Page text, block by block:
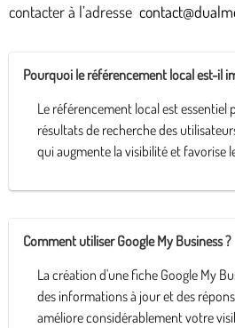
contacter à l’adresse
Pourquoi le référencement local est-il
Le référencement local est essentiel
résultats de recherche des
qui augmente la visibilité et favorise
Comment utiliser Google My Business ?
La création d'une fiche Google My
des informations à jour et des
améliore considérablement votre